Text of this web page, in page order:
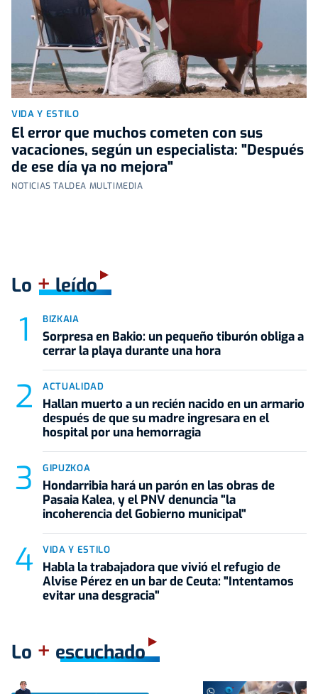
VIDA Y ESTILO
El error que muchos cometen con sus
vacaciones, según un especialista: "Después
de ese día ya no mejora"
NOTICIAS TALDEA MULTIMEDIA
Lo +leído
BIZKAIA
Sorpresa en Bakio: un pequeño tiburón obliga a
cerrar la playa durante una hora
ACTUALIDAD
Hallan muerto a un recién nacido en un armario
después de que su madre ingresara en el
hospital por una hemorragia
GIPUZKOA
Hondarribia hará un parón en las obras de
Pasaia Kalea, y el PNV denuncia "la
incoherencia del Gobierno municipal"
VIDA Y ESTILO
Habla la trabajadora que vivió el refugio de
Alvise Pérez en un bar de Ceuta: "Intentamos
evitar una desgracia"
Lo + escuchado